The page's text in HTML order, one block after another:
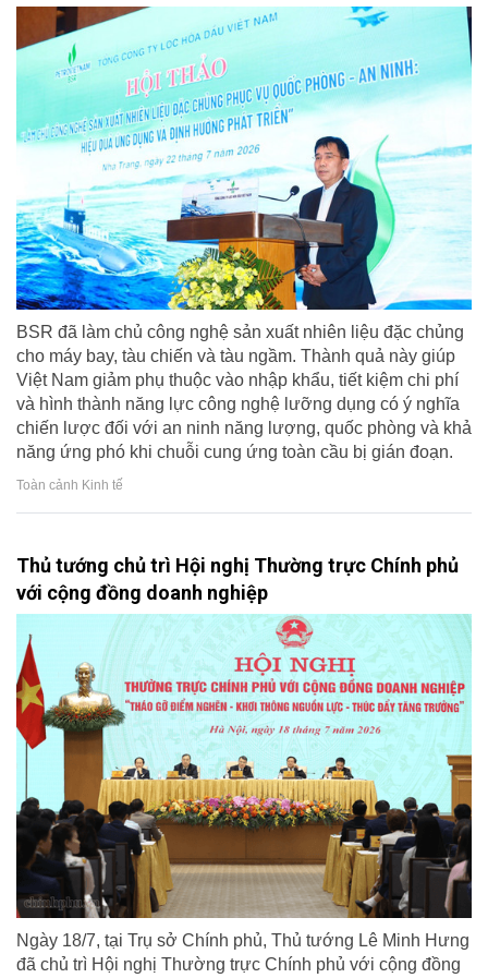
BSR đã làm chủ công nghệ sản xuất nhiên liệu đặc chủng
cho máy bay, tàu chiến và tàu ngầm. Thành quả này giúp
Việt Nam giảm phụ thuộc vào nhập khẩu, tiết kiệm chi phí
và hình thành năng lực công nghệ lưỡng dụng có ý nghĩa
chiến lược đối với an ninh năng lượng, quốc phòng và khả
năng ứng phó khi chuỗi cung ứng toàn cầu bị gián đoạn.
Toàn cảnh Kinh tế
Thủ tướng chủ trì Hội nghị Thường trực Chính phủ
với cộng đồng doanh nghiệp
Ngày 18/7, tại Trụ sở Chính phủ, Thủ tướng Lê Minh Hưng
đã chủ trì Hội nghị Thường trực Chính phủ với cộng đồng